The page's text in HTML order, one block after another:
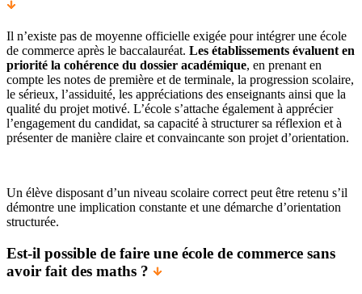
Il n’existe pas de moyenne officielle exigée pour intégrer une école
de commerce après le baccalauréat. Les établissements évaluent en
priorité la cohérence du dossier académique, en prenant en
compte les notes de première et de terminale, la progression scolaire,
le sérieux, l’assiduité, les appréciations des enseignants ainsi que la
qualité du projet motivé. L’école s’attache également à apprécier
l’engagement du candidat, sa capacité à structurer sa réflexion et à
présenter de manière claire et convaincante son projet d’orientation.
Un élève disposant d’un niveau scolaire correct peut être retenu s’il
démontre une implication constante et une démarche d’orientation
structurée.
Est-il possible de faire une école de commerce sans
avoir fait des maths ?